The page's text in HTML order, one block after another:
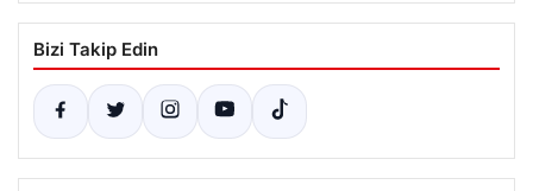
Bizi Takip Edin